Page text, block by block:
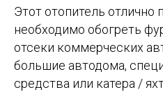
Этот отопитель отлично
необходимо обогреть
отсеки коммерческих
большие автодома,
средства или катера /